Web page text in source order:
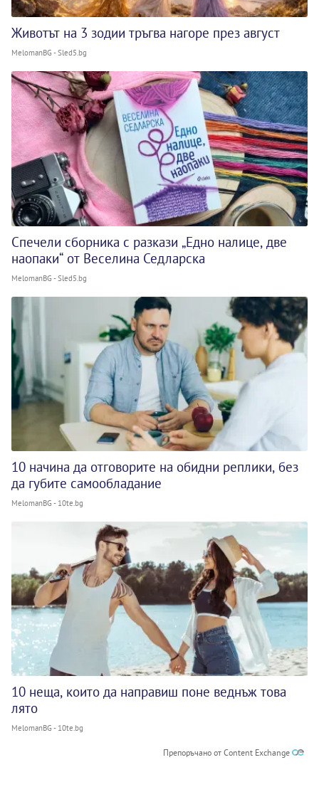
Животът на 3 зодии тръгва нагоре през август
MelomanBG - Sled5.bg
Спечели сборника с разкази „Едно налице, две
наопаки“ от Веселина Седларска
MelomanBG - Sled5.bg
10 начина да отговорите на обидни реплики, без
да губите самообладание
MelomanBG - 10te.bg
10 неща, които да направиш поне веднъж това
лято
MelomanBG - 10te.bg
Препоръчано от Content Exchange